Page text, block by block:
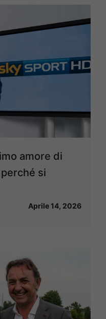
amore di
si
Aprile 14, 2026